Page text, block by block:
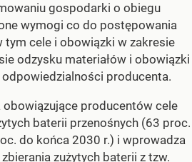
gospodarki o obiegu
wymogi co do postępowania
tym cele i obowiązki w zakresie
odzysku materiałów i obowiązki
producenta.
obowiązujące producentów cele
baterii przenośnych (63 proc.
do końca 2030 r.) i wprowadza
zużytych baterii z tzw.